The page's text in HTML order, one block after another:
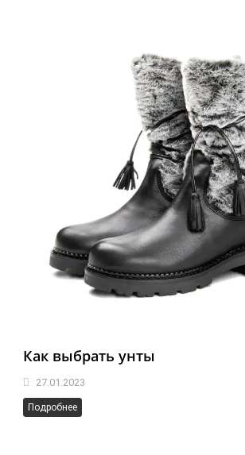
Как выбрать унты
27.01.2023
Подробнее